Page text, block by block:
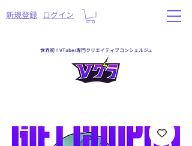
​新規登録 ログイン
世界初！VTuber専門クリエイティブコンシェルジュ